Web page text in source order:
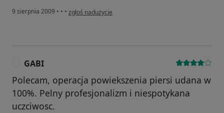
9 sierpnia 2009 • • • w opinii użytkownika michal z lodzi
zgłoś nadużycie
GABI
Polecam, operacja powiekszenia piersi udana w
100%. Pelny profesjonalizm i niespotykana
uczciwosc.